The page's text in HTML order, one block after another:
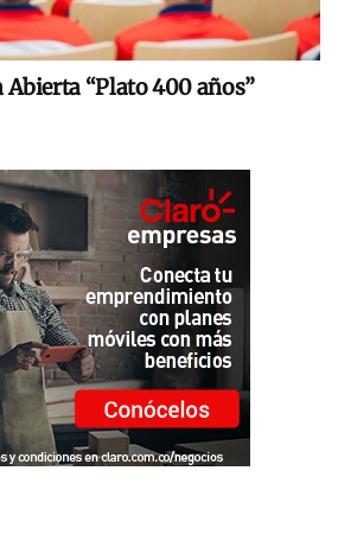
Abierta “Plato 400 años”